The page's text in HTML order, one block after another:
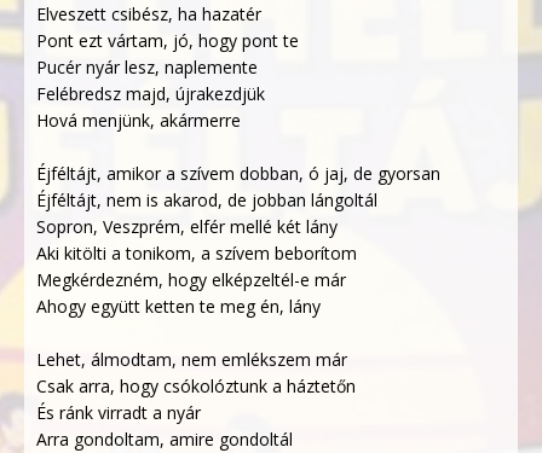
Elveszett csibész, ha hazatér
Pont ezt vártam, jó, hogy pont te
Pucér nyár lesz, naplemente
Felébredsz majd, újrakezdjük
Hová menjünk, akármerre
Éjféltájt, amikor a szívem dobban, ó jaj, de gyorsan
Éjféltájt, nem is akarod, de jobban lángoltál
Sopron, Veszprém, elfér mellé két lány
Aki kitölti a tonikom, a szívem beborítom
Megkérdezném, hogy elképzeltél-e már
Ahogy együtt ketten te meg én, lány
Lehet, álmodtam, nem emlékszem már
Csak arra, hogy csókolóztunk a háztetőn
És ránk virradt a nyár
Arra gondoltam, amire gondoltál